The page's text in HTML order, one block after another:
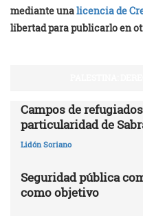
mediante unalicencia de
libertad para publicarlo en
Campos de
particularidad de
Lidón Soriano
Seguridad pública
como objetivo